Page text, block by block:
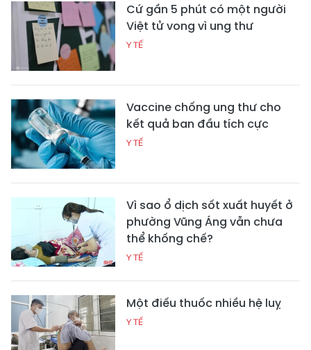
Cứ gần 5 phút có một người
Việt tử vong vì ung thư
Y TẾ
Vaccine chống ung thư cho
kết quả ban đầu tích cực
Y TẾ
Vì sao ổ dịch sốt xuất huyết ở
phường Vũng Áng vẫn chưa
thể khống chế?
Y TẾ
Một điếu thuốc nhiều hệ luỵ
Y TẾ